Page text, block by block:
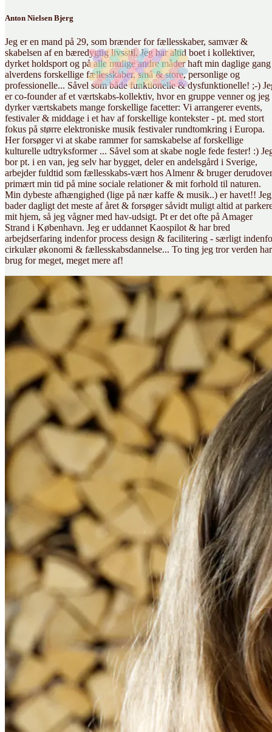
Anton Nielsen Bjerg
Jeg er en mand på 29, som brænder for fællesskaber, samvær &
skabelsen af en bæredygtig livsstil. Jeg har altid boet i kollektiver,
dyrket holdsport og på alle mulige andre måder haft min daglige
alverdens forskellige fællesskaber, små & store, personlige og
professionelle... Såvel som både funktionelle & dysfunktionelle! ;-)
er co-founder af et værtskabs-kollektiv, hvor en gruppe venner og jeg
dyrker værtskabets mange forskellige facetter: Vi arrangerer events,
festivaler & middage i et hav af forskellige kontekster - pt. med stort
fokus på større elektroniske musik festivaler rundtomkring i Europa.
Her forsøger vi at skabe rammer for samskabelse af forskellige
kulturelle udtryksformer ... Såvel som at skabe nogle fede fester! :)
bor pt. i en van, jeg selv har bygget, deler en andelsgård i Sverige,
arbejder fuldtid som fællesskabs-vært hos Almenr & bruger derudover
primært min tid på mine sociale relationer & mit forhold til naturen.
Min dybeste afhængighed (lige på nær kaffe & musik..) er havet!! Jeg
bader dagligt det meste af året & forsøger såvidt muligt altid at
mit hjem, så jeg vågner med hav-udsigt. Pt er det ofte på Amager
Strand i København. Jeg er uddannet Kaospilot & har bred
arbejdserfaring indenfor process design & facilitering - særligt
cirkulær økonomi & fællesskabsdannelse... To ting jeg tror verden har
brug for meget, meget mere af!